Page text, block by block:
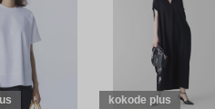
kokode plus